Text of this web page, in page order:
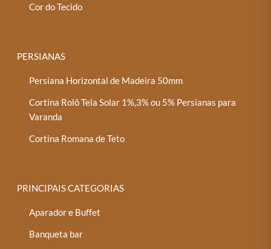
Cor do Tecido
PERSIANAS
Persiana Horizontal de Madeira 50mm
Cortina Rolô Tela Solar 1%,3% ou 5% Persianas para
Varanda
Cortina Romana de Teto
PRINCIPAIS CATEGORIAS
Aparador e Buffet
Banqueta bar